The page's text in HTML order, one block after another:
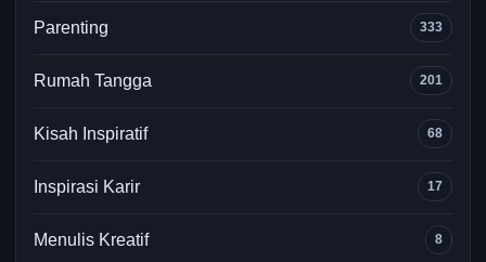
Parenting 333
Rumah Tangga 201
Kisah Inspiratif 68
Inspirasi Karir 17
Menulis Kreatif 8